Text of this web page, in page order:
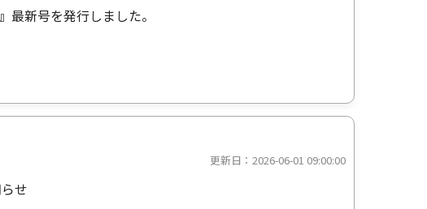
新号を発行しました。
更新日：2026-06-01 09:00:00
せ